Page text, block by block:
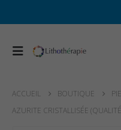
ACCUEIL BOUTIQUE
AZURITE CRISTALLISÉE